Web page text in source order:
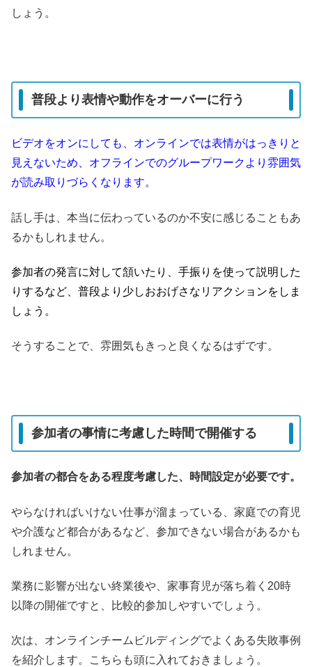
しょう。
普段より表情や動作をオーバーに行う
ビデオをオンにしても、オンラインでは表情がはっきりと
見えないため、オフラインでのグループワークより雰囲気
が読み取りづらくなります。
話し手は、本当に伝わっているのか不安に感じることもあ
るかもしれません。
参加者の発言に対して頷いたり、手振りを使って説明した
りするなど、普段より少しおおげさなリアクションをしま
しょう。
そうすることで、雰囲気もきっと良くなるはずです。
参加者の事情に考慮した時間で開催する
参加者の都合をある程度考慮した、時間設定が必要です。
やらなければいけない仕事が溜まっている、家庭での育児
や介護など都合があるなど、参加できない場合があるかも
しれません。
業務に影響が出ない終業後や、家事育児が落ち着く20時
以降の開催ですと、比較的参加しやすいでしょう。
次は、 オンラインチームビルディングでよくある失敗事例
を紹介します。こちらも頭に入れておきましょう。